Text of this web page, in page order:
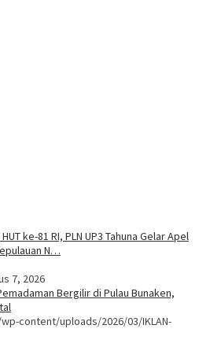
ke-81 RI, PLN UP3 Tahuna Gelar Apel
N…
7, 2026
Bergilir di Pulau Bunaken,
content/uploads/2026/03/IKLAN-